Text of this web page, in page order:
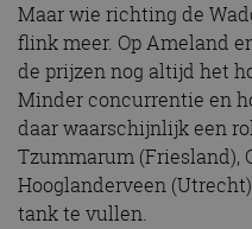
Maar wie richting de
flink meer. Op Ameland
de prijzen nog altijd het
Minder concurrentie en
daar waarschijnlijk een
Tzummarum (Friesland),
Hooglanderveen
tank te vullen.